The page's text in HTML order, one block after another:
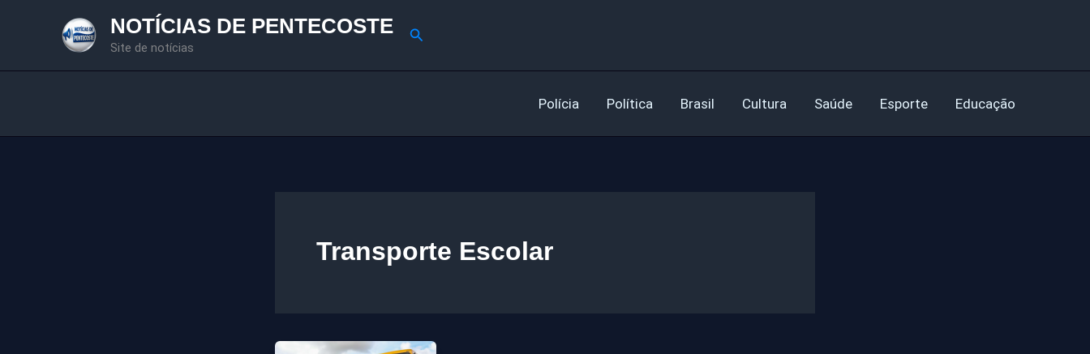
NOTÍCIAS DE PENTECOSTE
Site de notícias
Pesquisar
Polícia Política Brasil Cultura Saúde Esporte Educação
Transporte Escolar